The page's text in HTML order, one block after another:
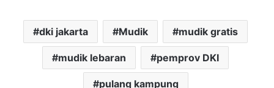
dki jakarta Mudik mudik gratis
mudik lebaran pemprov DKI
pulang kampung